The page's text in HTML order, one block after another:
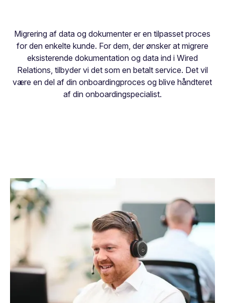
Migrering af data og dokumenter er en tilpasset proces
for den enkelte kunde. For dem, der ønsker at migrere
eksisterende dokumentation og data ind i Wired
Relations, tilbyder vi det som en betalt service. Det vil
være en del af din onboardingproces og blive håndteret
af din onboardingspecialist.